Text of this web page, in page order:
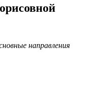
направления